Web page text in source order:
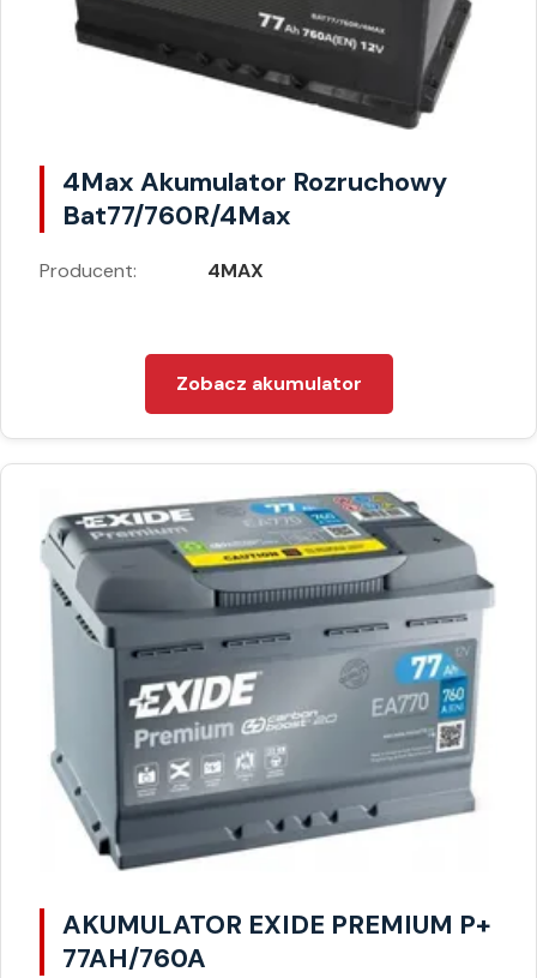
4Max Akumulator Rozruchowy
Bat77/760R/4Max
Producent: 4MAX
Zobacz akumulator
AKUMULATOR EXIDE PREMIUM P+
77AH/760A